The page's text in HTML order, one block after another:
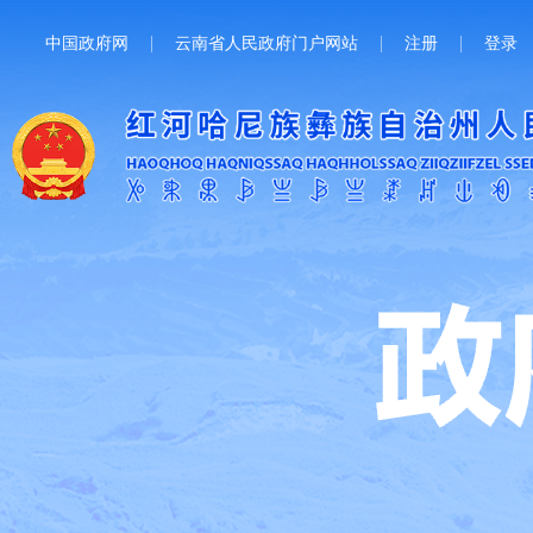
中国政府网 云南省人民政府门户网站 注册 登录